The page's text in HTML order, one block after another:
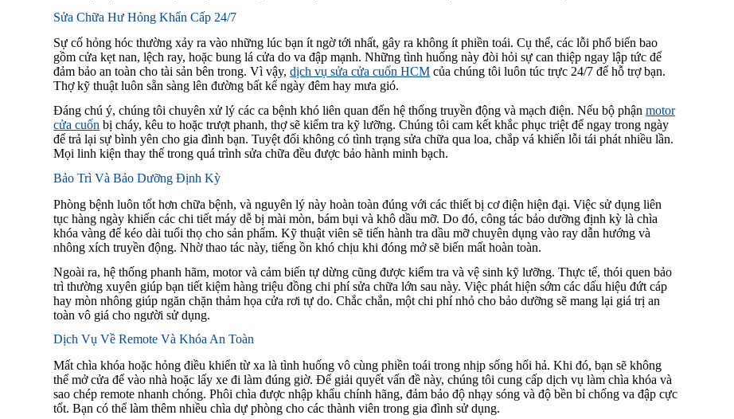
Sửa Chữa Hư Hỏng Khẩn Cấp 24/7
Sự cố hỏng hóc thường xảy ra vào những lúc bạn ít ngờ tới nhất, gây ra không ít phiền toái. Cụ thể, các lỗi phổ biến bao
gồm cửa kẹt nan, lệch ray, hoặc bung lá cửa do va đập mạnh. Những tình huống này đòi hỏi sự can thiệp ngay lập tức để
đảm bảo an toàn cho tài sản bên trong. Vì vậy,dịch vụ sửa cửa cuốn HCM của chúng tôi luôn túc trực 24/7 để hỗ trợ bạn.
Thợ kỹ thuật luôn sẵn sàng lên đường bất kể ngày đêm hay mưa gió.
Đáng chú ý, chúng tôi chuyên xử lý các ca bệnh khó liên quan đến hệ thống truyền động và mạch điện. Nếu bộ phậnmotor
cửa cuốn bị cháy, kêu to hoặc trượt phanh, thợ sẽ kiểm tra kỹ lưỡng. Chúng tôi cam kết khắc phục triệt để ngay trong ngày
để trả lại sự bình yên cho gia đình bạn. Tuyệt đối không có tình trạng sửa chữa qua loa, chắp vá khiến lỗi tái phát nhiều lần.
Mọi linh kiện thay thế trong quá trình sửa chữa đều được bảo hành minh bạch.
Bảo Trì Và Bảo Dưỡng Định Kỳ
Phòng bệnh luôn tốt hơn chữa bệnh, và nguyên lý này hoàn toàn đúng với các thiết bị cơ điện hiện đại. Việc sử dụng liên
tục hàng ngày khiến các chi tiết máy dễ bị mài mòn, bám bụi và khô dầu mỡ. Do đó, công tác bảo dưỡng định kỳ là chìa
khóa vàng để kéo dài tuổi thọ cho sản phẩm. Kỹ thuật viên sẽ tiến hành tra dầu mỡ chuyên dụng vào ray dẫn hướng và
nhông xích truyền động. Nhờ thao tác này, tiếng ồn khó chịu khi đóng mở sẽ biến mất hoàn toàn.
Ngoài ra, hệ thống phanh hãm, motor và cảm biến tự dừng cũng được kiểm tra và vệ sinh kỹ lưỡng. Thực tế, thói quen bảo
trì thường xuyên giúp bạn tiết kiệm hàng triệu đồng chi phí sửa chữa lớn sau này. Việc phát hiện sớm các dấu hiệu đứt cáp
hay mòn nhông giúp ngăn chặn thảm họa cửa rơi tự do. Chắc chắn, một chi phí nhỏ cho bảo dưỡng sẽ mang lại giá trị an
toàn vô giá cho người sử dụng.
Dịch Vụ Về Remote Và Khóa An Toàn
Mất chìa khóa hoặc hỏng điều khiển từ xa là tình huống vô cùng phiền toái trong nhịp sống hối hả. Khi đó, bạn sẽ không
thể mở cửa để vào nhà hoặc lấy xe đi làm đúng giờ. Để giải quyết vấn đề này, chúng tôi cung cấp dịch vụ làm chìa khóa và
sao chép remote nhanh chóng. Phôi chìa được nhập khẩu chính hãng, đảm bảo độ nhạy sóng và độ bền bỉ chống va đập cực
tốt. Bạn có thể làm thêm nhiều chìa dự phòng cho các thành viên trong gia đình sử dụng.